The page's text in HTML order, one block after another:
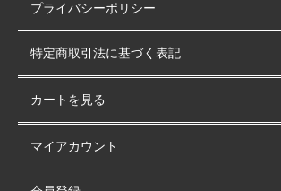
プライバシーポリシー
特定商取引法に基づく表記
カートを見る
マイアカウント